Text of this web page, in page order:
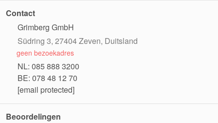
Contact
Grimberg GmbH
Südring 3, 27404 Zeven, Duitsland
geen bezoekadres
NL: 085 888 3200
BE: 078 48 12 70
[email protected]
Beoordelingen